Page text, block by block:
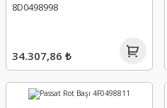
8D0498998
34.307,86 ₺